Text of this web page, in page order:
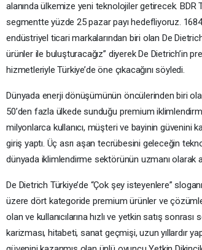
alanında ülkemize yeni teknolojiler getirecek.
segmentte yüzde 25 pazar payı hedefliyoruz. 1684
endüstriyel ticari markalarından biri olan De
ürünler ile buluşturacağız” diyerek De Dietrich’in
hizmetleriyle Türkiye’de öne çıkacağını söyledi.
Dünyada enerji dönüşümünün öncülerinden biri
50’den fazla ülkede sunduğu premium
milyonlarca kullanıcı, müşteri ve bayinin güvenini
giriş yaptı. Üç asrı aşan tecrübesini geleceğin
dünyada iklimlendirme sektörünün uzmanı olarak
De Dietrich Türkiye’de “Çok şey isteyenlere”
üzere dört kategoride premium ürünler ve
olan ve kullanıcılarına hızlı ve yetkin satış
karizması, hitabeti, sanat geçmişi, uzun yıllardır